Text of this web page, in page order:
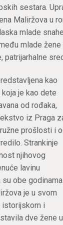
sestara.
Maliržova u
mlade
mlade
patrijarhalne
kao
je kao dete
od rođaka,
iz Praga
prošlosti i
Strankinje
njihovog
lavinu
su obe godinama
je u svom
istorijskom i
dve žene u